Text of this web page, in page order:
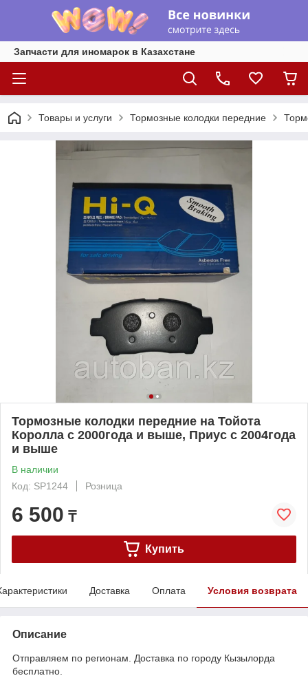
Запчасти для иномарок в Казахстане
Товары и услуги Тормозные колодки передние
Тормозные колодки передние на Тойота
Королла с 2000года и выше, Приус с 2004года
и выше
В наличии
Код: SP1244
Розница
6 500 ₸
Купить
Доставка Оплата Условия возврата
Описание
Отправляем по регионам. Доставка по городу Кызылорда
бесплатно.